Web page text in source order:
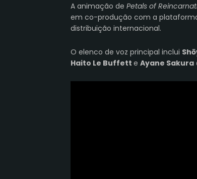
A animação de Petals of
em co-produção com a
distribuição internacional.
O elenco de voz principal inclui
Haito Le Buffett e Ayane Sakura